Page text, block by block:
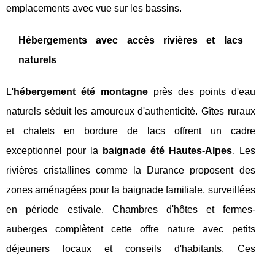
emplacements avec vue sur les bassins.
Hébergements avec accès rivières et lacs
naturels
L'hébergement été montagneprès des points d'eau
naturels séduit les amoureux d'authenticité. Gîtes ruraux
et chalets en bordure de lacs offrent un cadre
exceptionnel pour la
baignade été Hautes-Alpes. Les
rivières cristallines comme la Durance proposent des
zones aménagées pour la baignade familiale, surveillées
en période estivale. Chambres d'hôtes et fermes-
auberges complètent cette offre nature avec petits
déjeuners locaux et conseils d'habitants. Ces